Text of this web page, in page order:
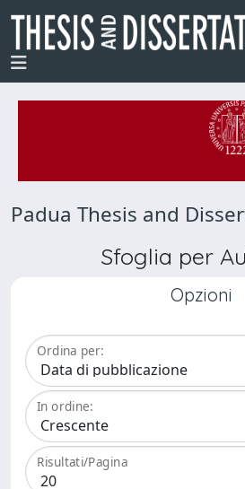
Padua Thesis and
Sfoglia per
Opzioni
Ordina per:
In ordine:
Risultati/Pagina